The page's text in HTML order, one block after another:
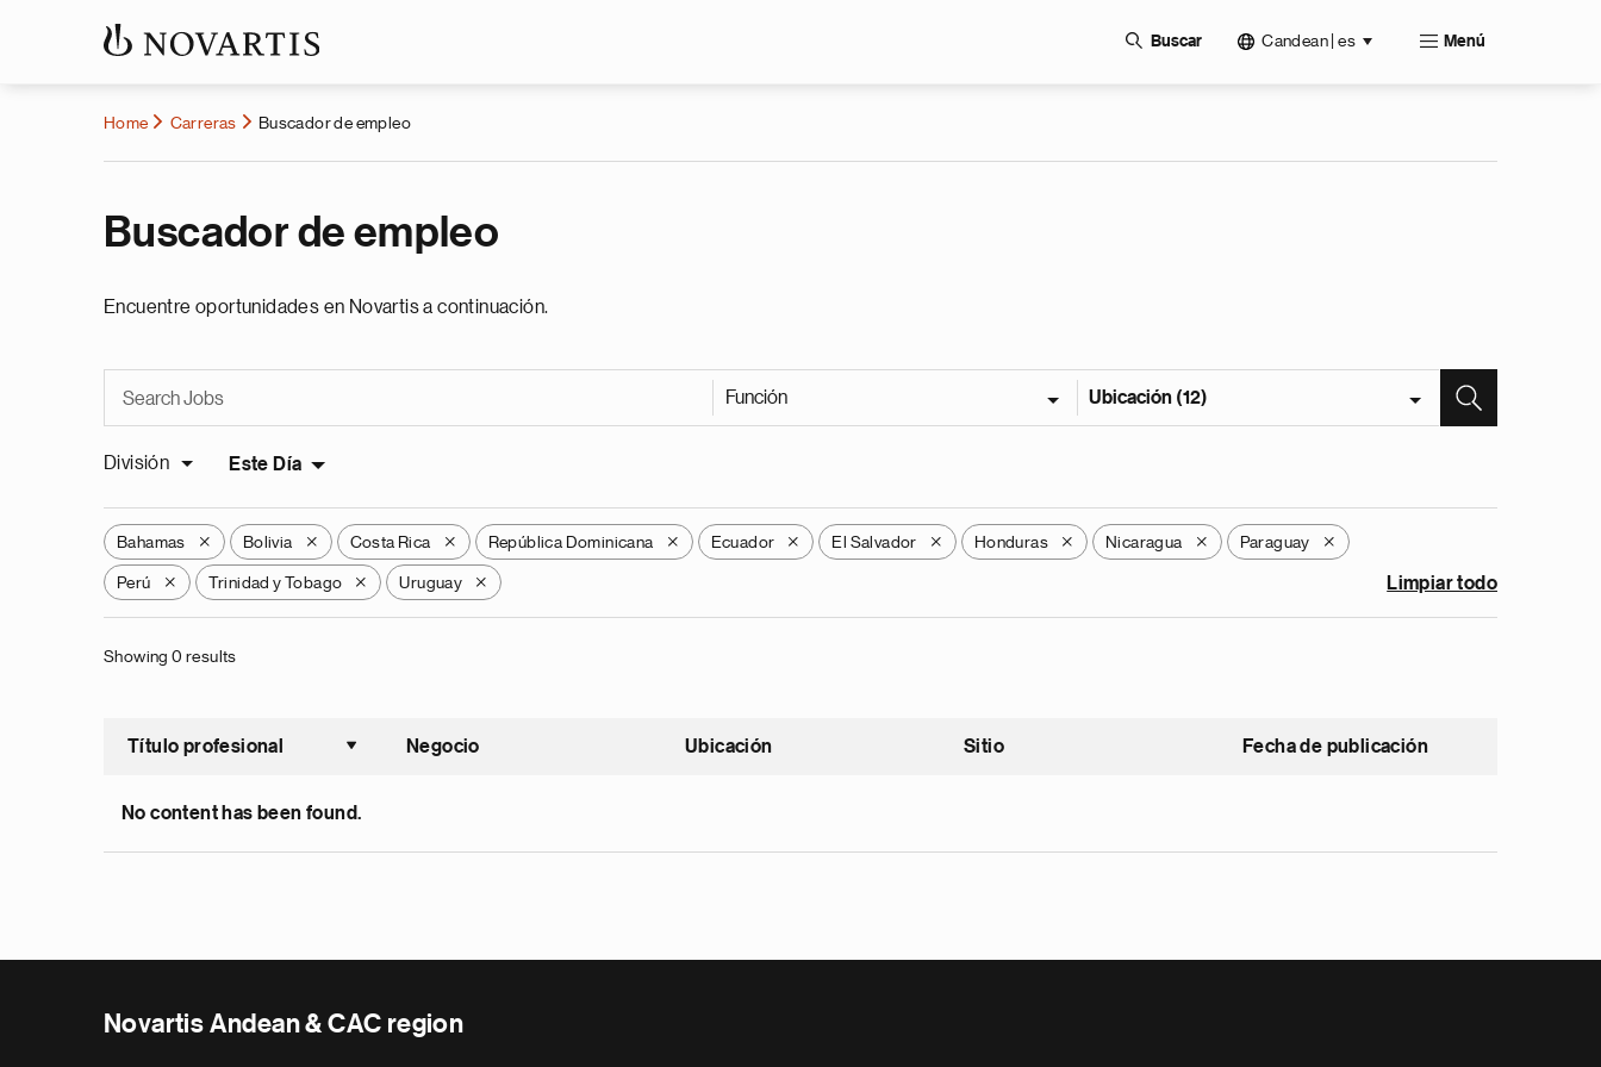
Buscar Candean | es Menú
Home Carreras Buscador de empleo
Buscador de empleo
Encuentre oportunidades en Novartis a continuación.
Función Ubicación (12)
División Este Día
Bahamas X Bolivia X Costa Rica X República Dominicana X Ecuador X El Salvador X Honduras X Nicaragua X Paraguay X
Perú X Trinidad y Tobago X Uruguay X Limpiar todo
Showing 0 results
Título profesional
Ordenar ascendente
Negocio Ubicación Sitio Fecha de publicación
No content has been found.
Novartis Andean & CAC region